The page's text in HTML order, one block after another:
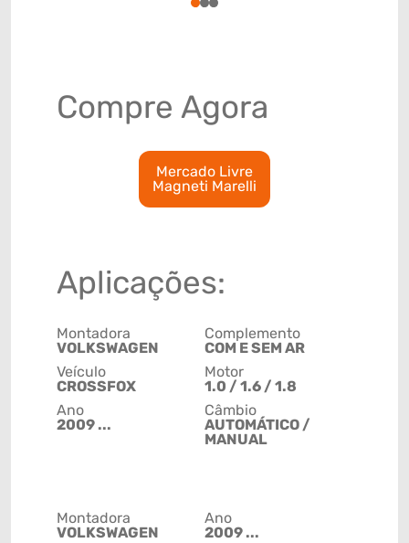
123
Compre Agora
Mercado Livre
Magneti Marelli
Aplicações:
Montadora
VOLKSWAGEN
Veículo
CROSSFOX
Ano
2009 ...
Complemento
COM E SEM AR
Motor
1.0 / 1.6 / 1.8
Câmbio
AUTOMÁTICO /
MANUAL
Montadora
VOLKSWAGEN
Ano
2009 ...